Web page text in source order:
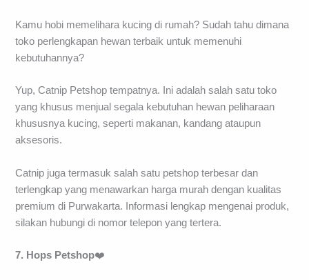
Kamu hobi memelihara kucing di rumah? Sudah tahu dimana
toko perlengkapan hewan terbaik untuk memenuhi
kebutuhannya?
Yup, Catnip Petshop tempatnya. Ini adalah salah satu toko
yang khusus menjual segala kebutuhan hewan peliharaan
khususnya kucing, seperti makanan, kandang ataupun
aksesoris.
Catnip juga termasuk salah satu petshop terbesar dan
terlengkap yang menawarkan harga murah dengan kualitas
premium di Purwakarta. Informasi lengkap mengenai produk,
silakan hubungi di nomor telepon yang tertera.
7. Hops Petshop❤️